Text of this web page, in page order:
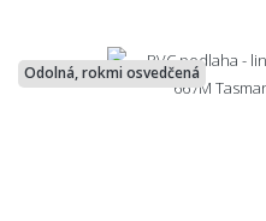
Odolná, rokmi osvedčená